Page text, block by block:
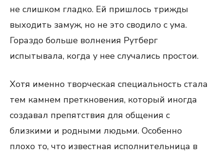
не слишком гладко. Ей пришлось трижды
выходить замуж, но не это сводило с ума.
Гораздо больше волнения Рутберг
испытывала, когда у нее случались простои.
Хотя именно творческая специальность стала
тем камнем преткновения, который иногда
создавал препятствия для общения с
близкими и родными людьми. Особенно
плохо то, что известная исполнительница в